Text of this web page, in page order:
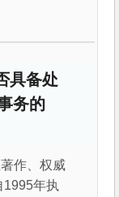
具备处
务的
作、权威
年执